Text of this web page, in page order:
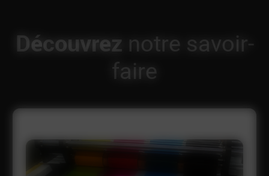
Découvrez notre savoir-
faire